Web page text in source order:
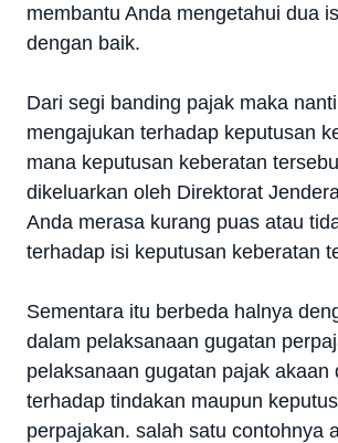
membantu Anda mengetahui dua
dengan baik.
Dari segi banding pajak maka
mengajukan terhadap keputusan
mana keputusan keberatan
dikeluarkan oleh Direktorat
Anda merasa kurang puas atau
terhadap isi keputusan keberatan
Sementara itu berbeda halnya
dalam pelaksanaan gugatan
pelaksanaan gugatan pajak akaan
terhadap tindakan maupun
perpajakan. salah satu contohnya